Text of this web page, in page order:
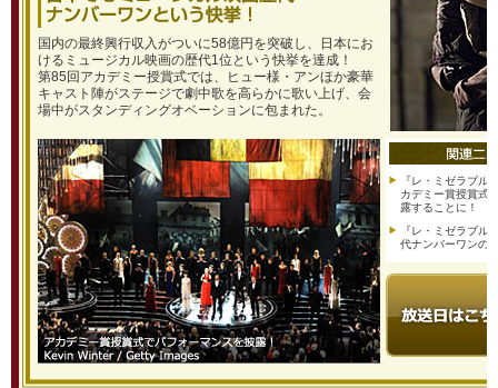
国内の最終興行収入がついに58億円を突破し、日本にお
けるミュージカル映画の歴代1位という快挙を達成！
第85回アカデミー授賞式では、ヒュー様・アンほか豪華
キャスト陣がステージで劇中歌を高らかに歌い上げ、会
場中がスタンディングオベーションに包まれた。
『レ・ミゼラブル
カデミー賞授賞式
露することに！
『レ・ミゼラブル
代ナンバーワンの